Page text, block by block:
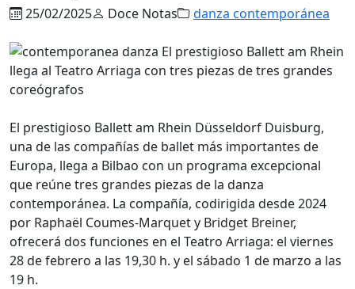
25/02/2025 Doce Notas danza contemporánea
El prestigioso Ballett am Rhein Düsseldorf Duisburg,
una de las compañías de ballet más importantes de
Europa, llega a Bilbao con un programa excepcional
que reúne tres grandes piezas de la danza
contemporánea. La compañía, codirigida desde 2024
por Raphaël Coumes-Marquet y Bridget Breiner,
ofrecerá dos funciones en el Teatro Arriaga: el viernes
28 de febrero a las 19,30 h. y el sábado 1 de marzo a las
19 h.